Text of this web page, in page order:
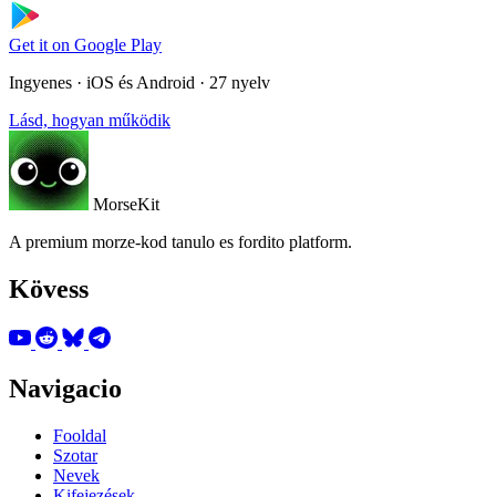
Get it on Google Play
Ingyenes · iOS és Android · 27 nyelv
Lásd, hogyan működik
MorseKit
A premium morze-kod tanulo es fordito platform.
Kövess
Navigacio
Fooldal
Szotar
Nevek